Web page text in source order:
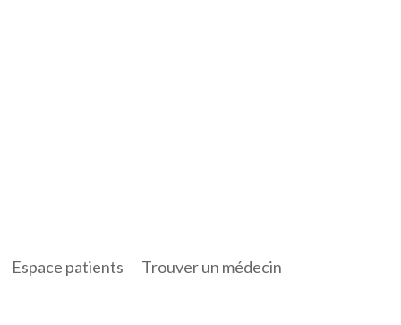
Espace patients Trouver un médecin